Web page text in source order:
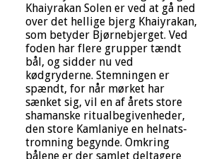
Khaiyrakan Solen er ved at gå ned
over det hellige bjerg Khaiyrakan,
som betyder Bjørnebjerget. Ved
foden har flere grupper tændt
bål, og sidder nu ved
kødgryderne. Stemningen er
spændt, for når mørket har
sænket sig, vil en af årets store
shamanske ritualbegivenheder,
den store Kamlaniye en helnats-
tromning begynde. Omkring
bålene er der samlet deltagere